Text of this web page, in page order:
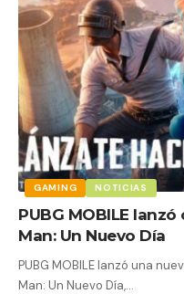
GAMING NOTICIAS
PUBG MOBILE
Man: Un Nuevo Día
PUBG MOBILE lanzó una
Man: Un Nuevo Día,…